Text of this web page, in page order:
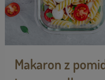
Makaron z